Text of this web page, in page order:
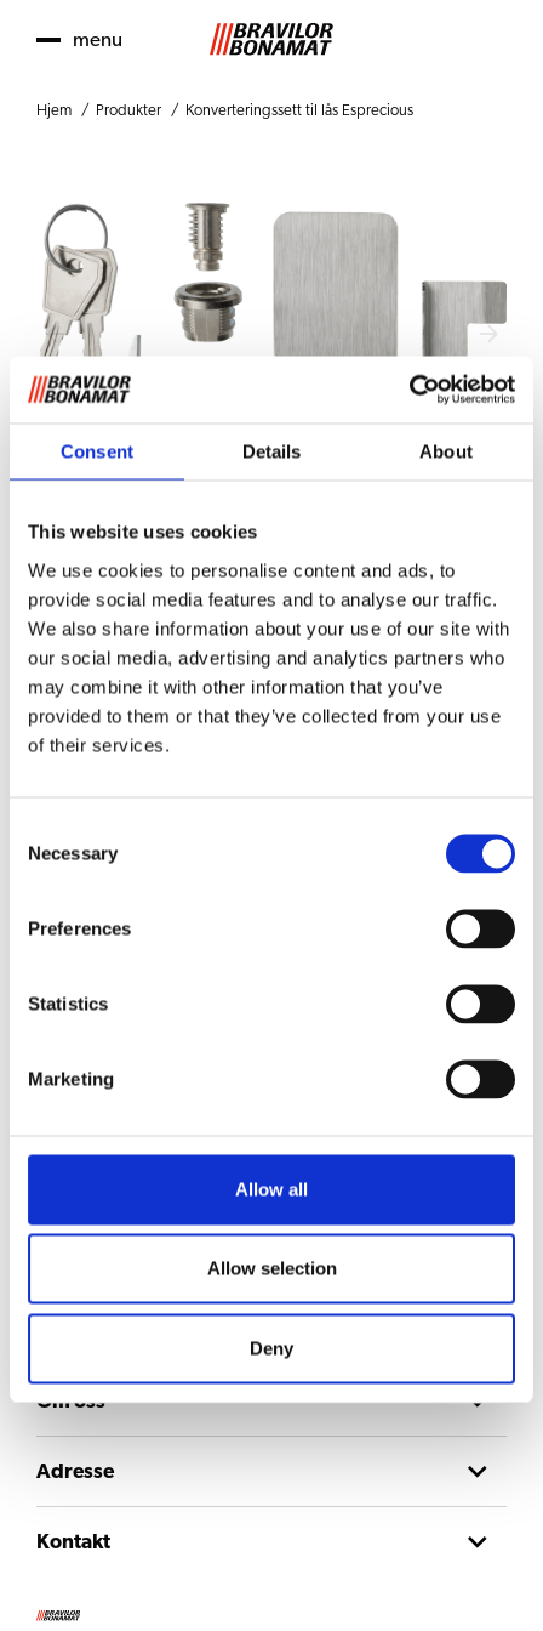
Consent Details About
This website uses cookies
We use cookies to personalise content and ads, to
provide social media features and to analyse our traffic.
We also share information about your use of our site with
our social media, advertising and analytics partners who
may combine it with other information that you’ve
provided to them or that they’ve collected from your use
of their services.
Selection
Necessary
Preferences
Statistics
Marketing
Allow all
Allow selection
Deny
menu
Hjem Produkter Konverteringssett til lås Esprecious
Konverteringssett til lås
Konverteringssett til Esprecious. Som standard er låsen på
venstre side. Med dette settet kan dette endres til fronten.
Hold deg oppdatert
Meld deg på nyhetsbrevet vårt for å få oppdateringer direkte i innboksen din.
Om oss
Adresse
Kontakt